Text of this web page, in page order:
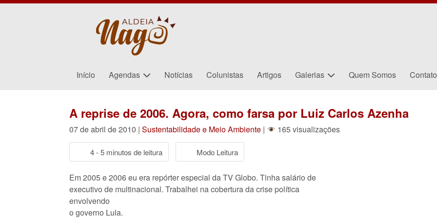
Início Agendas Notícias Colunistas Artigos Galerias Quem Somos Contato
A reprise de 2006. Agora, como farsa por Luiz Carlos Azenha
07 de abril de 2010 | Sustentabilidade e Meio Ambiente | 165 visualizações
4 - 5 minutos de leitura Modo Leitura
Em 2005 e 2006 eu era repórter especial da TV Globo. Tinha salário de
executivo de multinacional. Trabalhei na cobertura da crise política
envolvendo
o governo Lula.